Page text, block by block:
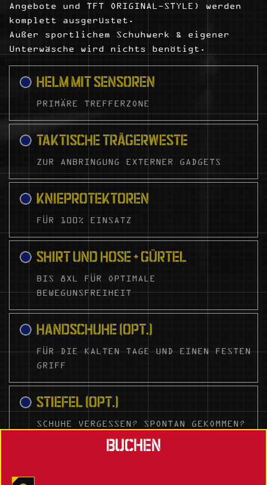
Angebote und TFT ORIGINAL-STYLE) werden
komplett ausgerüstet.
Außer sportlichem Schuhwerk & eigener
Unterwäsche wird nichts benötigt.
HELM MIT SENSOREN
PRIMÄRE TREFFERZONE
TAKTISCHE TRÄGERWESTE
ZUR ANBRINGUNG EXTERNER GADGETS
KNIEPROTEKTOREN
FÜR 100% EINSATZ
SHIRT UND HOSE + GÜRTEL
BIS 8XL FÜR OPTIMALE
BEWEGUNSFREIHEIT
HANDSCHUHE (OPT.)
FÜR DIE KALTEN TAGE UND EINEN FESTEN
GRIFF
STIEFEL (OPT.)
SCHUHE VERGESSEN? SPONTAN GEKOMMEN?
BUCHEN